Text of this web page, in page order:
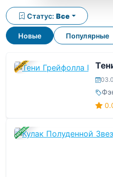
Новые Популярные
Статус: Все
В ПРОЦЕССЕ
ЗАВЕРШЕНА